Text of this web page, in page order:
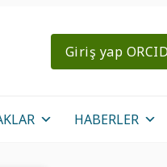
Giriş yap ORCID
HABERLER